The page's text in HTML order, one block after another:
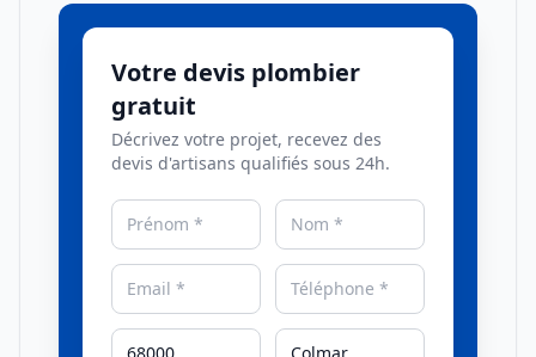
Votre devis plombier
gratuit
Décrivez votre projet, recevez des
devis d'artisans qualifiés sous 24h.